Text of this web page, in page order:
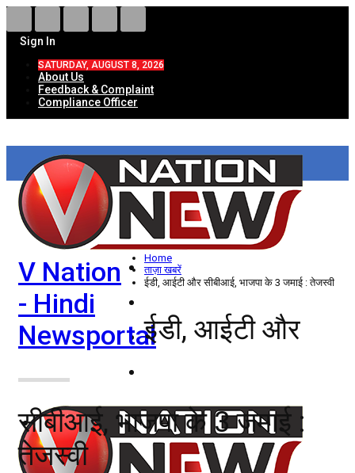
Sign In
SATURDAY, AUGUST 8, 2026
About Us
Feedback & Complaint
Compliance Officer
V Nation
- Hindi
Newsportal
HOME
ताज़ा खबरें
देश
विदेश
उत्तर प्रदेश
दिल्ली/NCR
राजनीति
Home
ताज़ा खबरें
ईडी, आईटी और सीबीआई, भाजपा के 3 जमाई : तेजस्वी
ईडी, आईटी और
सीबीआई, भाजपा के 3 जमाई :
तेजस्वी